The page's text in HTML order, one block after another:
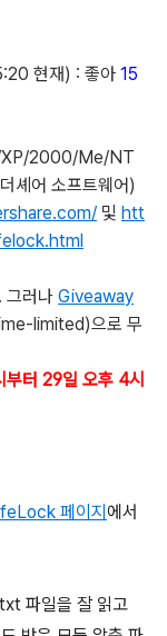
현재) : 좋아 15
XP/2000/Me/NT
셰어 소프트웨어)
및 htt
그러나 Giveaway
limited)으로 무
터 29일 오후 4시
페이지 에서
파일을 잘 읽고